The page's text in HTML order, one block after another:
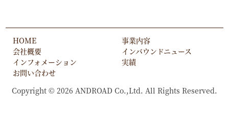
HOME
事業内容
会社概要
インバウンドニュース
インフォメーション
実績
お問い合わせ
Copyright © 2026 ANDROAD Co.,Ltd. All Rights Reserved.